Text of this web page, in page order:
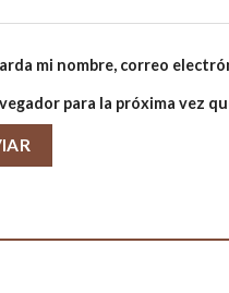
mi nombre, correo
para la próxima vez